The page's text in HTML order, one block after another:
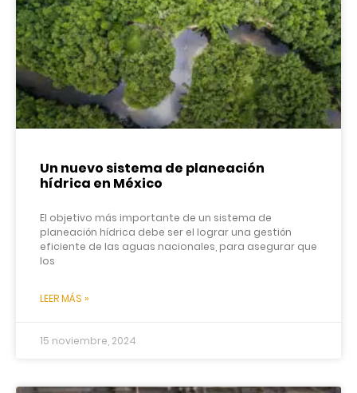
Un nuevo sistema de planeación
hídrica en México
El objetivo más importante de un sistema de
planeación hídrica debe ser el lograr una gestión
eficiente de las aguas nacionales, para asegurar que
los
LEER MÁS »
15 noviembre, 2024